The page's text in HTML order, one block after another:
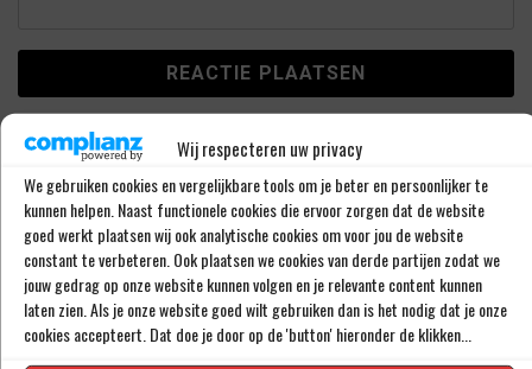
Wij respecteren uw privacy
We gebruiken cookies en vergelijkbare tools om je beter en persoonlijker te
kunnen helpen. Naast functionele cookies die ervoor zorgen dat de website
goed werkt plaatsen wij ook analytische cookies om voor jou de website
constant te verbeteren. Ook plaatsen we cookies van derde partijen zodat we
jouw gedrag op onze website kunnen volgen en je relevante content kunnen
laten zien. Als je onze website goed wilt gebruiken dan is het nodig dat je onze
cookies accepteert. Dat doe je door op de 'button' hieronder de klikken...
comment data is processed.
LAATSTE BERICHTEN
PSV LAAT SPITS GAAN MAAR BEDING WEL
EEN ‘MATCHINGRIGHT’